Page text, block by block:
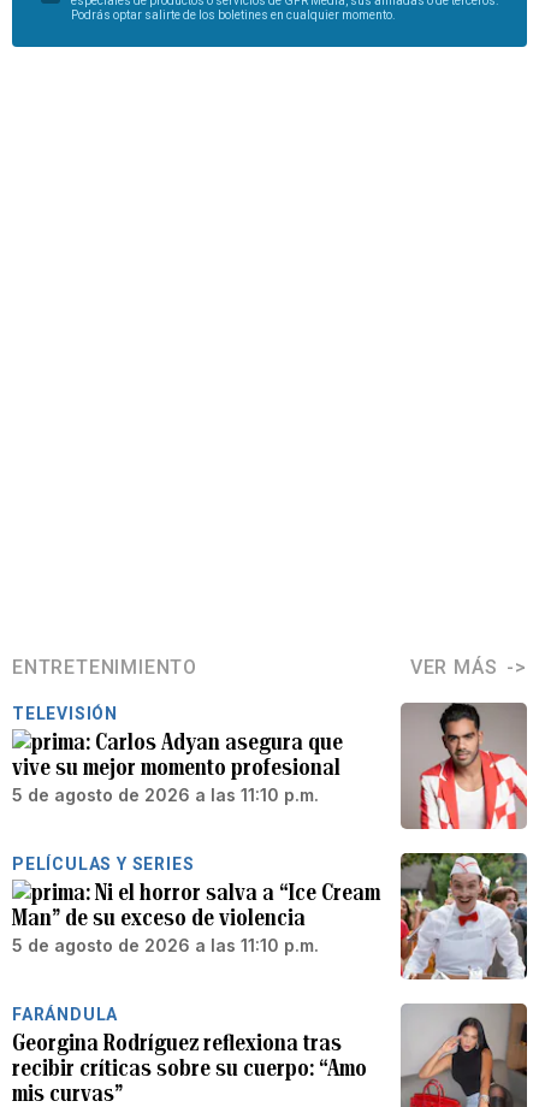
Podrás optar salirte de los boletines en cualquier momento.
ENTRETENIMIENTO VER MÁS
TELEVISIÓN
Carlos Adyan asegura que
vive su mejor momento profesional
5 de agosto de 2026 a las 11:10 p.m.
PELÍCULAS Y SERIES
Ni el horror salva a “Ice Cream
Man” de su exceso de violencia
5 de agosto de 2026 a las 11:10 p.m.
FARÁNDULA
Georgina Rodríguez reflexiona tras
recibir críticas sobre su cuerpo: “Amo
mis curvas”